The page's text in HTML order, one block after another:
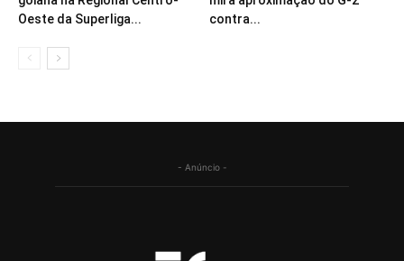
Oeste da Superliga...
contra...
- Anúncio -